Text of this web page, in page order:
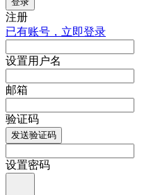
注册
已有账号，立即登录
设置用户名
邮箱
验证码
发送验证码
设置密码